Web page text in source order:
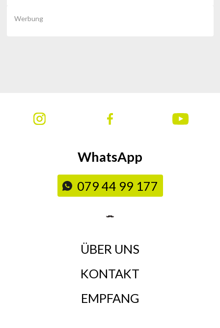
Werbung
WhatsApp
079 44 99 177
ÜBER UNS
KONTAKT
EMPFANG